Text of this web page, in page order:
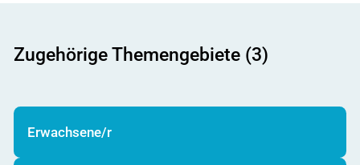
Zugehörige Themengebiete (3)
Erwachsene/r